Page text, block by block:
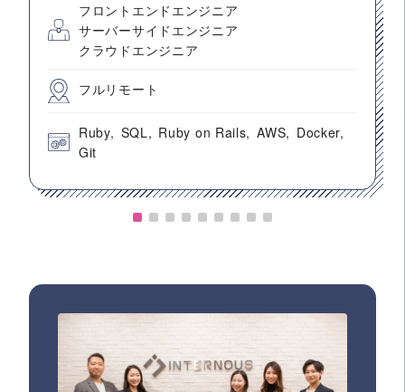
フロントエンドエンジニア
サーバーサイドエンジニア
クラウドエンジニア
フルリモート
Ruby SQL Ruby on Rails AWS
Docker
Git